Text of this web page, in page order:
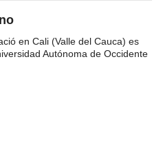
en Cali (Valle del Cauca) es
Autónoma de Occidente